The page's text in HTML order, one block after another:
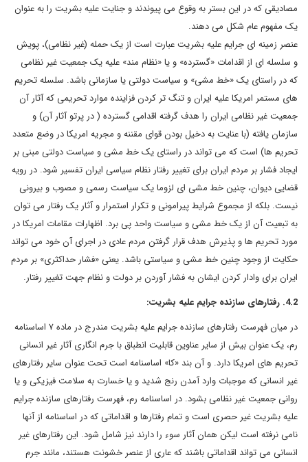
مصادیقی که در این بستر به وقوع می پیوندند و جنایت علیه بشریت را به عنوان
یک مفهوم عام شکل می دهند.
عنصر زمینه ای جرایم علیه بشریت عبارت است از یک حمله (غیر نظامی)، پویش
و سلسله ای از اقدامات «گسترده» و یا «نظام مند» علیه یک جمعیت غیر نظامی
که در راستای یک «خط مشی» و سیاست دولتی یا سازمانی باشد. سلسله تحریم
های مستمر امریکا علیه ایران و تنگ تر کردن فزاینده موارد تحریمی که آثار آن
جمعیت غیر نظامی ایران را هدف گرفته اقدامی گسترده ( در پرتو آثار آن) و
سازمان یافته (با عنایت به دخیل بودن قوای مقننه و مجریه امریکا در وضع متعدد
تحریم ها) است که می تواند در راستای یک خط مشی و سیاست دولتی مبنی بر
ایجاد فشار بر مردم ایران برای تغییر رفتار نظام سیاسی ایران تفسیر شود. در رویه
قضایی دیوان، چنین خط مشی ای لزوما یک سیاست رسمی و مصوب و بیرونی
نیست. بلکه از مجموع شرایط پیرامونی و تکرار استمرار و آثار یک رفتار می توان
به تبعیت آن از یک خط مشی و سیاست واحد پی برد. اظهارات مقامات امریکا در
مورد تحریم ها و پذیرش هدف قرار گرفتن مردم عادی در اجرای آن خود می تواند
حکایت از وجود چنین خط مشی و سیاستی باشد. یعنی «فشار حداکثری» بر مردم
ایران برای وادار کردن ایشان به فشار آوردن بر دولت و نظام جهت تغییر رفتار.
4.2. رفتارهای سازنده جرایم علیه بشریت:
در میان فهرست رفتارهای سازنده جرایم علیه بشریت مندرج در ماده ۷ اساسنامه
رم، یک عنوان بیش از سایر عناوین قابلیت انطباق با جرم انگاری آثار غیر انسانی
تحریم های امریکا دارد. و آن بند «کا» اساسنامه است تحت عنوان سایر رفتارهای
غیر انسانی که موجبات وارد آمدن رنج شدید و یا خسارت به سلامت فیزیکی و یا
روانی جمعیت غیر نظامی بشود. در اساسنامه رم، فهرست رفتارهای سازنده جرایم
علیه بشریت غیر حصری است و تمام رفتارها و اقداماتی که در اساسنامه از آنها
نامی نرفته است لیکن همان آثار سوء را دارند نیز شامل شود. این رفتارهای غیر
انسانی می تواند اقداماتی باشند که عاری از عنصر خشونت هستند، مانند جرم